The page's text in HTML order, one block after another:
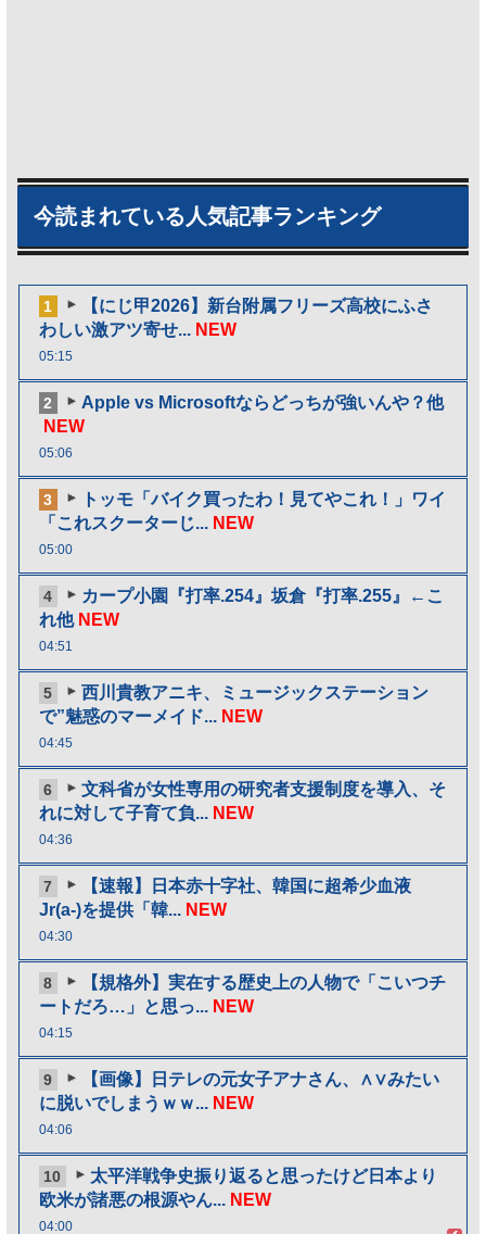
今読まれている人気記事ランキング
1
【にじ甲2026】新台附属フリーズ高校にふさ
わしい激アツ寄せ... NEW
05:15
2
Apple vs Microsoftならどっちが強いんや？他
NEW
05:06
3
トッモ「バイク買ったわ！見てやこれ！」ワイ
「これスクーターじ... NEW
05:00
4
カープ小園『打率.254』坂倉『打率.255』←こ
れ他 NEW
04:51
5
西川貴教アニキ、ミュージックステーション
で”魅惑のマーメイド... NEW
04:45
6
文科省が女性専用の研究者支援制度を導入、そ
れに対して子育て負... NEW
04:36
7
【速報】日本赤十字社、韓国に超希少血液
Jr(a-)を提供「韓... NEW
04:30
8
【規格外】実在する歴史上の人物で「こいつチ
ートだろ…」と思っ... NEW
04:15
9
【画像】日テレの元女子アナさん、∧∨みたい
に脱いでしまうｗｗ... NEW
04:06
10
太平洋戦争史振り返ると思ったけど日本より
欧米が諸悪の根源やん... NEW
04:00